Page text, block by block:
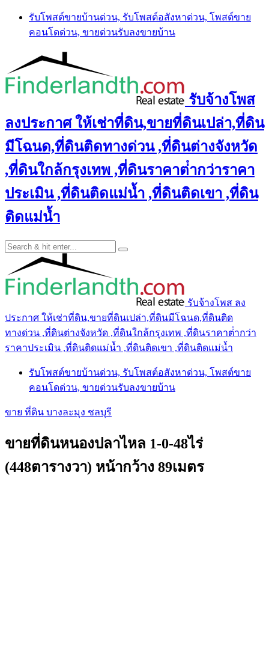
Skip
content
รับโพสต์ขายบ้านด่วน, รับโพสต์อสังหาด่วน, โพสต์ขาย
คอนโดด่วน, ขายด่วนรับลงขายบ้าน
รับจ้างโพส
ลงประกาศ ให้เช่าที่ดิน,ขายที่ดินเปล่า,ที่ดิน
มีโฉนด,ที่ดินติดทางด่วน ,ที่ดินต่างจังหวัด
,ที่ดินใกล้กรุงเทพ ,ที่ดินราคาต่ํากว่าราคา
ประเมิน ,ที่ดินติดแม่น้ำ ,ที่ดินติดเขา ,ที่ดิน
ติดแม่น้ำ
รับจ้างโพส ลง
ประกาศ ให้เช่าที่ดิน,ขายที่ดินเปล่า,ที่ดินมีโฉนด,ที่ดินติด
ทางด่วน ,ที่ดินต่างจังหวัด ,ที่ดินใกล้กรุงเทพ ,ที่ดินราคาต่ํากว่า
ราคาประเมิน ,ที่ดินติดแม่น้ำ ,ที่ดินติดเขา ,ที่ดินติดแม่น้ำ
รับโพสต์ขายบ้านด่วน, รับโพสต์อสังหาด่วน, โพสต์ขาย
คอนโดด่วน, ขายด่วนรับลงขายบ้าน
ขาย ที่ดิน บางละมุง ชลบุรี
ขายที่ดินหนองปลาไหล 1-0-48ไร่
(448ตารางวา) หน้ากว้าง 89เมตร